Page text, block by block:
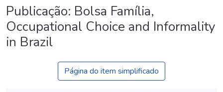
Publicação: Bolsa Família,
Occupational Choice and Informality
in Brazil
Página do item simplificado